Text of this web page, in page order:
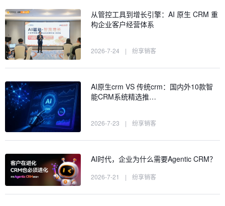
从管控工具到增长引擎：AI 原生 CRM 重
构企业客户经营体系
2026-7-24 | 纷享销客
AI原生crm VS 传统crm：国内外10款智
能CRM系统精选推…
2026-7-23 | 纷享销客
AI时代，企业为什么需要Agentic CRM？
2026-7-21 | 纷享销客